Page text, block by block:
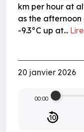
km per hour at
as the afternoon
-9.3°C up at...
20 janvier 2026
00:00